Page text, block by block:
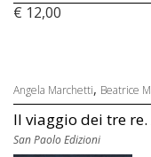
€ 12,00
Angela Marchetti, Beatrice
Il viaggio dei tre
San Paolo Edizioni